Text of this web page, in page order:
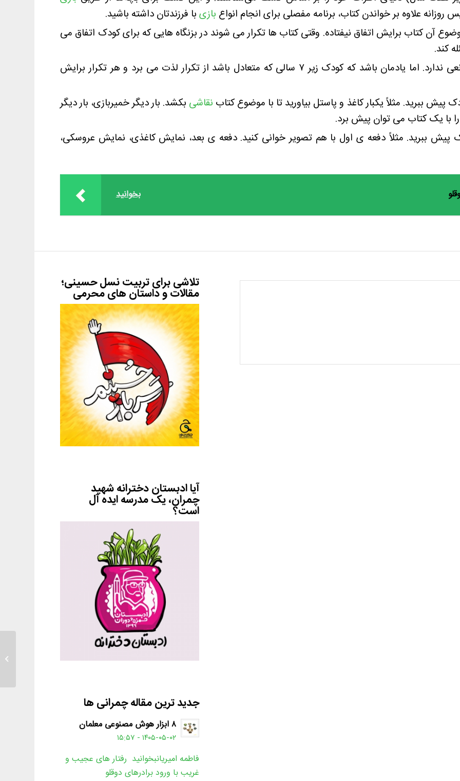
علاوه بر خواندن کتاب، برنامه مفصلی برای انجام انواع بازیبا فرزندتان داشته باشید.
آن کتاب برایش اتفاق نیفتاده. وقتی کتاب ها تکرار می شوند در بزنگاه هایی که برای کودک اتفاق می
کند.
استفاده از کتاب های متنوع هم هیچ مانعی ندارد. اما یادمان باشد که کودک زیر ۷ سالی که متعادل باشد از تکرار لذت می برد و هر تکرار برایش
ببرید. مثلاً یکبار کاغذ و پاستل بیاورید تا با موضوع کتاب نقاشی بکشد. بار دیگر خمیربازی، بار دیگر
با یک کتاب می توان پیش برد.
ببرید. مثلاً دفعه ی اول با هم تصویر خوانی کنید. دفعه ی بعد، نمایش کاغذی، نمایش عروسکی،
بخوانید
تلاشی برای تربیت نسل حسینی؛
مقالات و داستان های محرمی
آیا ادبستان دخترانه شهید
چمران، یک مدرسه ایده آل
است؟
جدید ترین مقاله چمرانی ها
۸ ابزار هوش مصنوعی معلمان
۱۴۰۵-۰۵-۰۲ - ۱۵:۵۷
فاطمه امیریانبخوانید رفتار های عجیب و
غریب با ورود برادرهای دوقلو